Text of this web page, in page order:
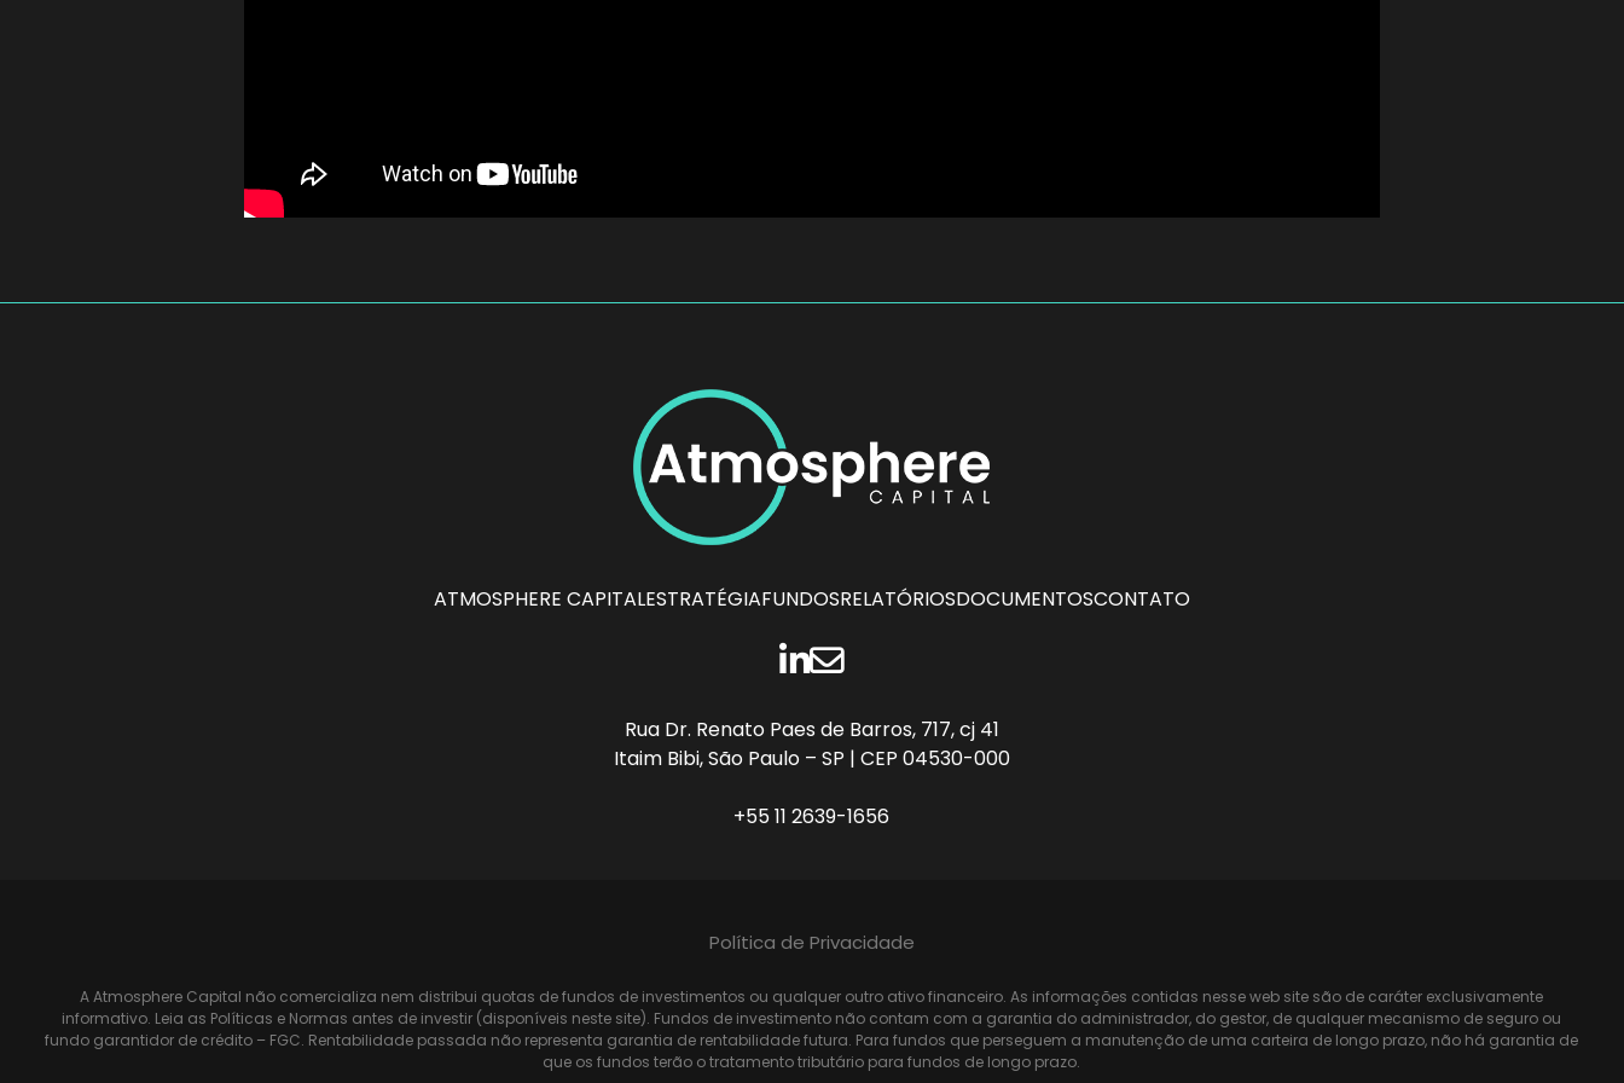
ATMOSPHERE CAPITALESTRATÉGIAFUNDOSRELATÓRIOSDOCUMENTOSCONTATO
LINKEDIN
CONTATO
Rua Dr. Renato Paes de Barros, 717, cj 41
Itaim Bibi, São Paulo – SP | CEP 04530-000
+55 11 2639-1656
Política de Privacidade
A Atmosphere Capital não comercializa nem distribui quotas de fundos de investimentos ou qualquer outro ativo financeiro. As informações contidas nesse web site são de caráter exclusivamente
informativo. Leia as Políticas e Normas antes de investir (disponíveis neste site). Fundos de investimento não contam com a garantia do administrador, do gestor, de qualquer mecanismo de seguro ou
fundo garantidor de crédito – FGC. Rentabilidade passada não representa garantia de rentabilidade futura. Para fundos que perseguem a manutenção de uma carteira de longo prazo, não há garantia de
que os fundos terão o tratamento tributário para fundos de longo prazo.